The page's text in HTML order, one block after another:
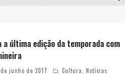
última edição da temporada com
junho de 2017 Cultura Notícias